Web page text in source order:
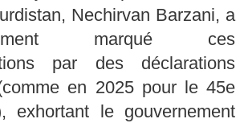
Nechirvan Barzani, a
marqué ces
par des déclarations
en 2025 pour le 45e
exhortant le gouvernement